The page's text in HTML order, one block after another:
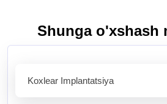
Shunga o'xshash
Koxlear Implantatsiya